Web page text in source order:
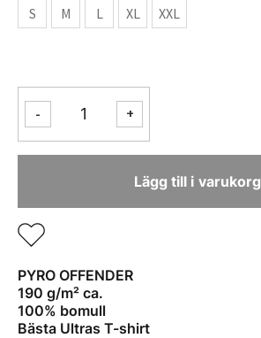
PYRO OFFENDER
190 g/m² ca.
100% bomull
Bästa Ultras T-shirt
S
XL
XXL
S M L XL XXL
-
OFFENDER
mängd
+
Lägg till i varukorg
200 kr.